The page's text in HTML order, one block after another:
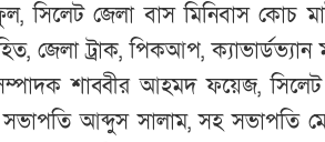
সিলেট জেলা বাস মিনিবাস কোচ
জেলা ট্রাক, পিকআপ,
শাব্বীর আহমদ ফয়েজ, সিলেট
সভাপতি আব্দুস সালাম, সহ